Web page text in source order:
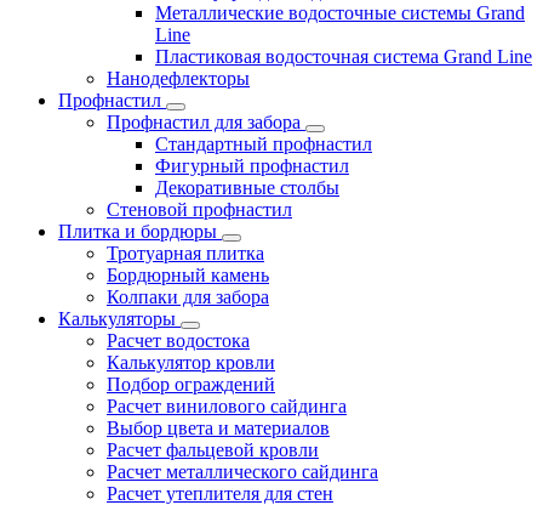
Металлические водосточные системы Grand
Line
Пластиковая водосточная система Grand Line
Нанодефлекторы
Профнастил
Профнастил для забора
Стандартный профнастил
Фигурный профнастил
Декоративные столбы
Стеновой профнастил
Плитка и бордюры
Тротуарная плитка
Бордюрный камень
Колпаки для забора
Калькуляторы
Расчет водостока
Калькулятор кровли
Подбор ограждений
Расчет винилового сайдинга
Выбор цвета и материалов
Расчет фальцевой кровли
Расчет металлического сайдинга
Расчет утеплителя для стен